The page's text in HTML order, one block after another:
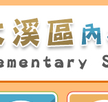
民小學網